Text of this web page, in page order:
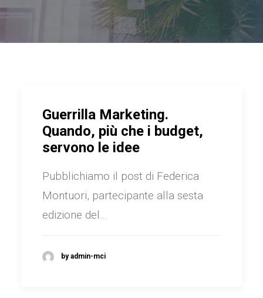
Guerrilla Marketing.
Quando, più che i budget,
servono le idee
Pubblichiamo il post di Federica
Montuori, partecipante alla sesta
edizione del…
by admin-mci